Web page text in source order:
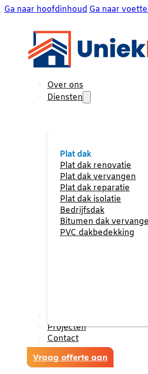
Ga naar hoofdinhoud Ga naar
Over ons
Diensten
Plat dak
Plat dak renovatie
Plat dak vervangen
Plat dak reparatie
Plat dak isolatie
Bedrijfsdak
Bitumen dak
PVC dakbedekking
Projecten
Contact
Vraag offerte aan